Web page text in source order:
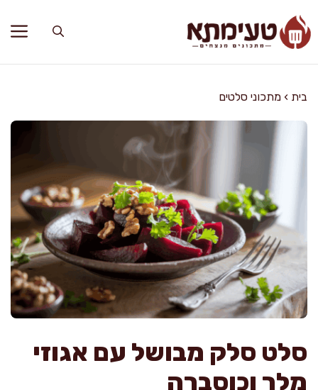
לתוכן
בית › מתכוני סלטים
סלט סלק מבושל עם אגוזי
מלך וכוסברה